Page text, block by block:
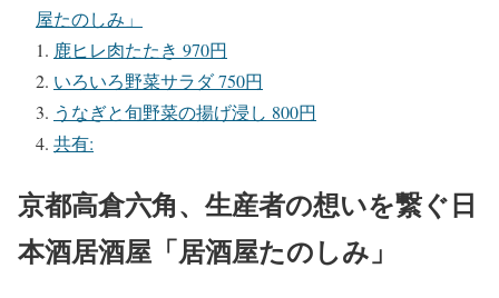
屋たのしみ」
鹿ヒレ肉たたき 970円
いろいろ野菜サラダ 750円
うなぎと旬野菜の揚げ浸し 800円
共有:
京都高倉六角、生産者の想いを繋ぐ日
本酒居酒屋「居酒屋たのしみ」